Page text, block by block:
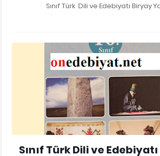
10.Sınıf Türk Dili ve Edebiyatı Biryay
10.Sınıf Türk Dili ve